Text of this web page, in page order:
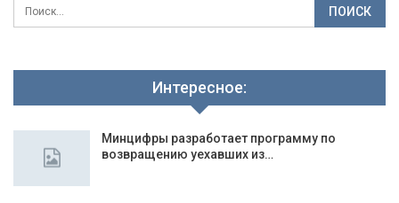
Интересное:
Минцифры разработает программу по
возвращению уехавших из…